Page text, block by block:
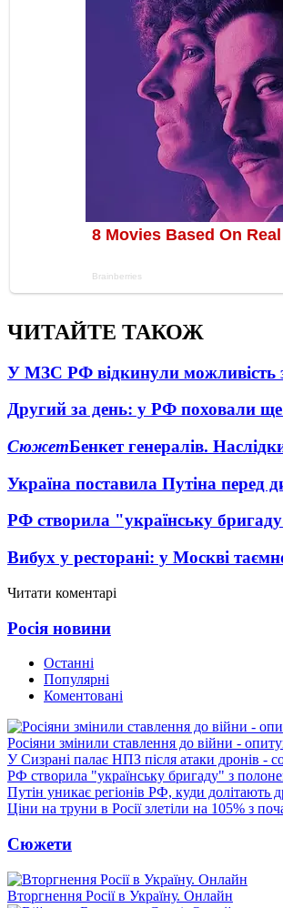
ЧИТАЙТЕ ТАКОЖ
У МЗС РФ відкинули можливість
Другий за день: у РФ поховали ще
СюжетБенкет генералів.
Україна поставила Путіна перед
РФ створила "українську
Вибух у ресторані: у Москві
Читати коментарі
Росія новини
Останні
Популярні
Коментовані
Росіяни змінили ставлення до війни -
У Сизрані палає НПЗ після атаки дронів -
РФ створила "українську бригаду" з
Путін уникає регіонів РФ, куди долітають
Ціни на труни в Росії злетіли на 105% з
Сюжети
Вторгнення Росії в Україну. Онлайн